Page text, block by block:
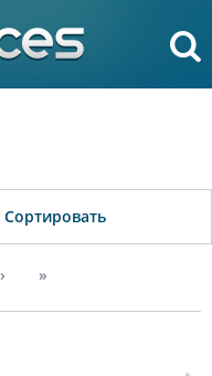
Сортировать
› »